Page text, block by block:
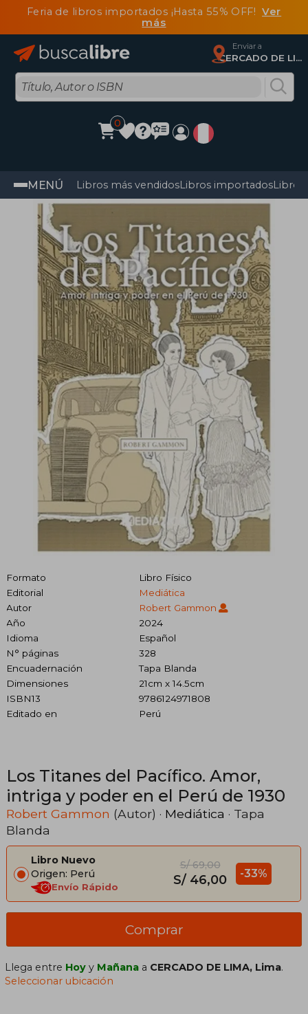
Feria de libros importados ¡Hasta 55% OFF!Ver
más
Enviar a
CERCADO DE LIMA, Lima
0
MENÚ Libros más vendidosLibros importadosLibros
Formato
Libro Físico
Editorial
Mediática
Autor
Robert Gammon
Año
2024
Idioma
Español
N° páginas
328
Encuadernación
Tapa Blanda
Dimensiones
21cm x 14.5cm
ISBN13
9786124971808
Editado en
Perú
Los Titanes del Pacífico. Amor,
intriga y poder en el Perú de 1930
Robert Gammon (Autor) · Mediática · Tapa
Blanda
Libro Nuevo
Origen: Perú
Envío Rápido
S/ 69,00
S/ 46,00 -33%
Comprar
Llega entre Hoy y Mañana a CERCADO DE LIMA, Lima.
Seleccionar ubicación